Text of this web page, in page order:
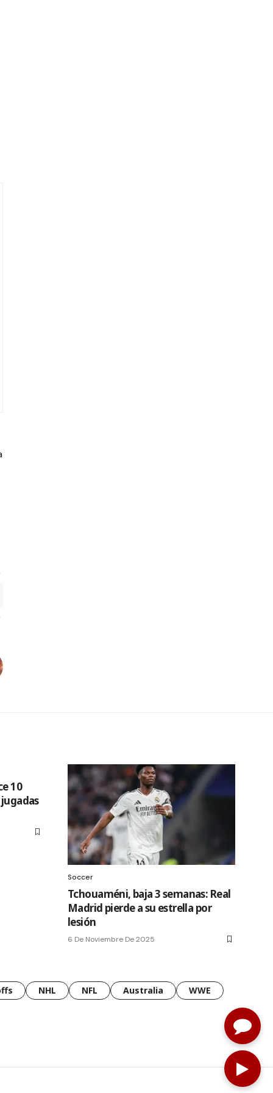
10
Soccer
Tchouaméni, baja 3 semanas: Real
Madrid pierde a su estrella por
lesión
6 De Noviembre De 2025
NHL NFL Australia WWE